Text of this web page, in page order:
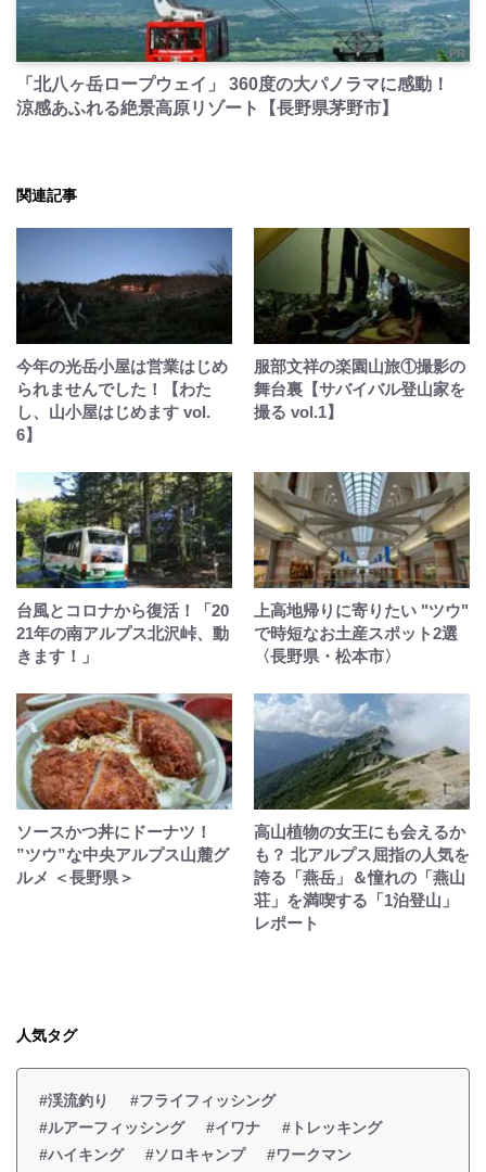
PR
「北八ヶ岳ロープウェイ」 360度の大パノラマに感動！
涼感あふれる絶景高原リゾート【長野県茅野市】
関連記事
今年の光岳小屋は営業はじめ
られませんでした！【わた
し、山小屋はじめます vol.
6】
服部文祥の楽園山旅①撮影の
舞台裏【サバイバル登山家を
撮る vol.1】
台風とコロナから復活！「20
21年の南アルプス北沢峠、動
きます！」
上高地帰りに寄りたい "ツウ"
で時短なお土産スポット2選
〈長野県・松本市〉
ソースかつ丼にドーナツ！
”ツウ”な中央アルプス山麓グ
ルメ ＜長野県＞
高山植物の女王にも会えるか
も？ 北アルプス屈指の人気を
誇る「燕岳」＆憧れの「燕山
荘」を満喫する「1泊登山」
レポート
人気タグ
#渓流釣り
#フライフィッシング
#ルアーフィッシング
#イワナ
#トレッキング
#ハイキング
#ソロキャンプ
#ワークマン